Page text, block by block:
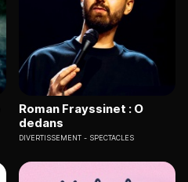
Roman Frayssinet : O
dedans
DIVERTISSEMENT SPECTACLES